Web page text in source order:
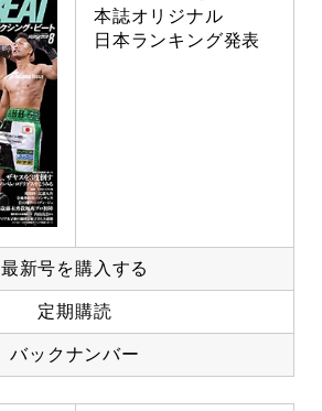
本誌オリジナル
日本ランキング発表
最新号を購入する
定期購読
バックナンバー